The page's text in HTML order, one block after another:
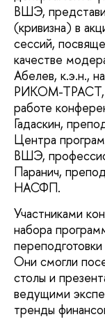
ВШЭ,
(кривизна) в
сессий,
качестве
Абелев, к.э.н.,
РИКОМ-ТРАСТ,
работе
Гадаскин,
Центра
ВШЭ,
Паранич,
НАСФП.
Участниками
набора
Они смогли
столы и
ведущими
тренды